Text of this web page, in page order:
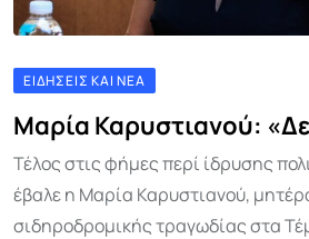
ΕΙΔΉΣΕΙΣ ΚΑΙ ΝΈΑ
Μαρία Καρυστιανού:
Τέλος στις φήμες περί ίδρυσης
έβαλε η Μαρία Καρυστιανού,
σιδηροδρομικής τραγωδίας στα